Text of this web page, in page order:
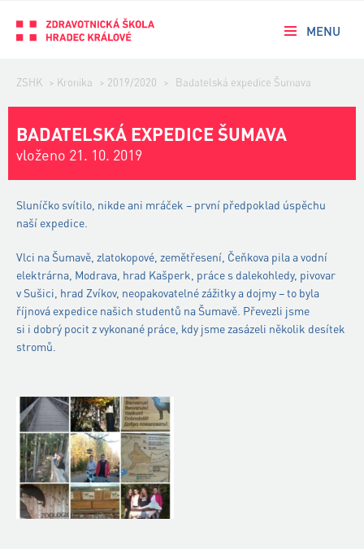
MENU
ZSHK > Kronika > 2019/2020 > Badatelská expedice Šumava
BADATELSKÁ EXPEDICE ŠUMAVA
vloženo 21. 10. 2019
Sluníčko svítilo, nikde ani mráček – první předpoklad úspěchu
naší expedice.
Vlci na Šumavě, zlatokopové, zemětřesení, Čeňkova pila a vodní
elektrárna, Modrava, hrad Kašperk, práce s dalekohledy, pivovar
v Sušici, hrad Zvíkov, neopakovatelné zážitky a dojmy – to byla
říjnová expedice našich studentů na Šumavě. Převezli jsme
si i dobrý pocit z vykonané práce, kdy jsme zasázeli několik desítek
stromů.